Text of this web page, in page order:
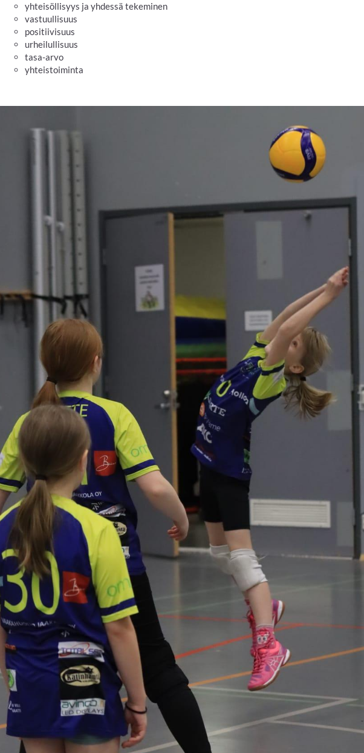
yhteisöllisyys ja yhdessä tekeminen
vastuullisuus
positiivisuus
urheilullisuus
tasa-arvo
yhteistoiminta